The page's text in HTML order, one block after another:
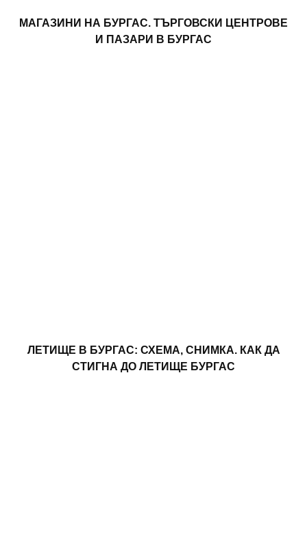
МАГАЗИНИ НА БУРГАС. ТЪРГОВСКИ ЦЕНТРОВЕ
И ПАЗАРИ В БУРГАС
ЛЕТИЩЕ В БУРГАС: СХЕМА, СНИМКА. КАК ДА
СТИГНА ДО ЛЕТИЩЕ БУРГАС